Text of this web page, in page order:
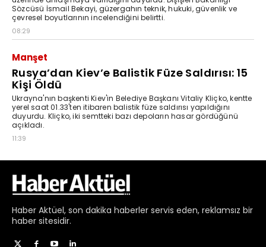
Haber Aktüel, son dakika haberler servis eden, reklamsız bir
haber sitesidir.